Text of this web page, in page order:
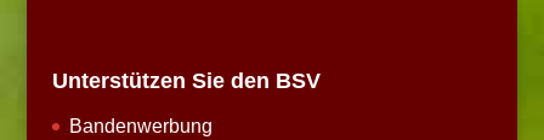
Unterstützen Sie den BSV
Bandenwerbung